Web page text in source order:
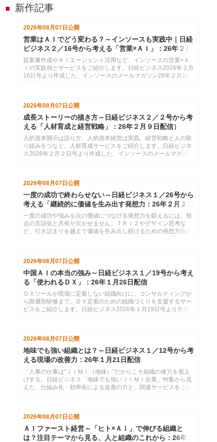
■ 新作記事
2026年08月07日 公開
営業はＡＩでどう変わる？～インソースも実践中｜日経
ビジネス２／16号から考える「営業×ＡＩ」：26年２月
24日配信
提案書作成やＡＩエージェント活用など、インソースの営業×Ａ
Ｉの実践例とサービスをご紹介します。日経ビジネス2026年２月
16日号より作成した、インソースのメールマガジン26年２月24
2026年08月07日公開
成長ストーリーの描き方～日経ビジネス２／２号から考
える「人材育成と経営戦略」：26年２月９日配信）
人的資本開示は語り方、人的資本経営は実践。経営戦略と人の取
り組みをつなぐ、人材育成サービスをご紹介します。日経ビジネ
ス2026年２月２日号より作成した、インソースのメールマガジン
2026年08月07日 公開
一度の成功で終わらせない～日経ビジネス１／26号から
考える「継続的に価値を生み出す発想力：26年２月２日
配信
一度の成功や強みを次の価値につなげる発想力を鍛えるには、視
点の言語化と共有が欠かせません。ＴＲＩＺやデザイン思考な
ど、行き詰まりを越えて価値を生み出し続けるための発想力強化
2026年08月07日公開
中国ＡＩの本当の強み～日経ビジネス１／19号から考え
る「使われるＤＸ」：26年１月26日配信
ＤＸツールが現場に定着しない組織向けに、コンサルティングか
ら階層別研修まで、ＤＸ定着のための組織づくりを支援するサー
ビスをご紹介します。日経ビジネス2026年１月19日号より作成
2026年08月07日 公開
地味でも強い組織とは？～日経ビジネス１／12号から考
える現場の改善力：26年１月21日配信
「人事の仕事は"ＪＩＭＩ（地味）"だからこそ組織の体力を底上
げする。日経ビジネス「地味でも強いＪＩＭＩ企業」特集から見
えた、仕組み化・効率化による改善の力と、関連サービスをご紹
2026年08月07日 公開
ＡＩファースト経営～「ヒト×ＡＩ」で伸びる組織と
は？注目テーマから見る、人と組織のこれから：26年1